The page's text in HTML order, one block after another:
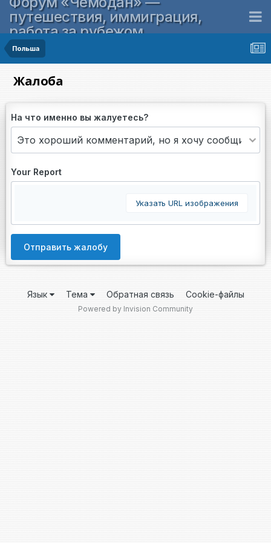
путешествия, иммиграция,
работа за рубежом
Польша
Жалоба
На что именно вы жалуетесь?
Your Report
Указать URL изображения
Отправить жалобу
Язык Тема Обратная связь Cookie-файлы
Powered by Invision Community